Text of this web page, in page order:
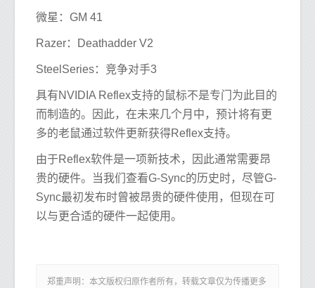
微星：GM 41
Razer：Deathadder V2
SteelSeries：竞争对手3
具有NVIDIA Reflex支持的鼠标不是专门为此目的
而制造的。因此，在未来几个月中，预计将有更
多的老鼠通过软件更新获得Reflex支持。
由于Reflex软件是一项新技术，因此通常需要昂
贵的硬件。当我们查看G-Sync的历史时，尽管G-
Sync最初发布时曾被昂贵的硬件使用，但现在可
以与更合适的硬件一起使用。
郑重声明：本文版权归原作者所有，转载文章仅为传播更多